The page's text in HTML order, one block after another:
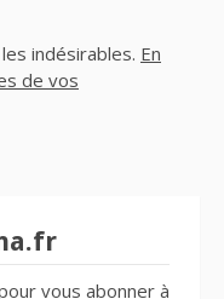
indésirables. En
de vos
vous abonner à